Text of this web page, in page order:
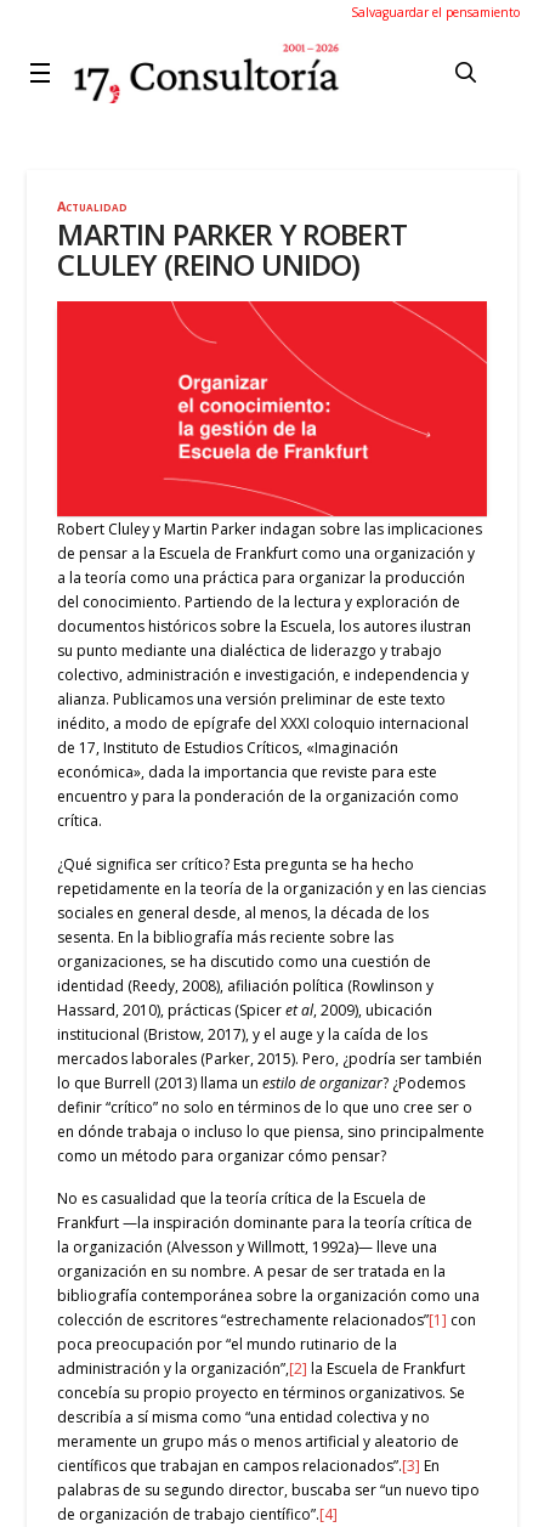
Salvaguardar el pensamiento
Actualidad
MARTIN PARKER Y ROBERT
CLULEY (REINO UNIDO)
Robert Cluley y Martin Parker indagan sobre las implicaciones
de pensar a la Escuela de Frankfurt como una organización y
a la teoría como una práctica para organizar la producción
del conocimiento. Partiendo de la lectura y exploración de
documentos históricos sobre la Escuela, los autores ilustran
su punto mediante una dialéctica de liderazgo y trabajo
colectivo, administración e investigación, e independencia y
alianza. Publicamos una versión preliminar de este texto
inédito, a modo de epígrafe del XXXI coloquio internacional
de 17, Instituto de Estudios Críticos, «Imaginación
económica», dada la importancia que reviste para este
encuentro y para la ponderación de la organización como
crítica.
¿Qué significa ser crítico? Esta pregunta se ha hecho
repetidamente en la teoría de la organización y en las ciencias
sociales en general desde, al menos, la década de los
sesenta. En la bibliografía más reciente sobre las
organizaciones, se ha discutido como una cuestión de
identidad (Reedy, 2008), afiliación política (Rowlinson y
Hassard, 2010), prácticas (Spiceret al, 2009), ubicación
institucional (Bristow, 2017), y el auge y la caída de los
mercados laborales (Parker, 2015). Pero, ¿podría ser también
lo que Burrell (2013) llama unestilo de organizar? ¿Podemos
definir “crítico” no solo en términos de lo que uno cree ser o
en dónde trabaja o incluso lo que piensa, sino principalmente
como un método para organizar cómo pensar?
No es casualidad que la teoría crítica de la Escuela de
Frankfurt —la inspiración dominante para la teoría crítica de
la organización (Alvesson y Willmott, 1992a)— lleve una
organización en su nombre. A pesar de ser tratada en la
bibliografía contemporánea sobre la organización como una
colección de escritores “estrechamente relacionados”[1] con
poca preocupación por “el mundo rutinario de la
administración y la organización”,[2] la Escuela de Frankfurt
concebía su propio proyecto en términos organizativos. Se
describía a sí misma como “una entidad colectiva y no
meramente un grupo más o menos artificial y aleatorio de
científicos que trabajan en campos relacionados”.[3] En
palabras de su segundo director, buscaba ser “un nuevo tipo
de organización de trabajo científico”.[4]